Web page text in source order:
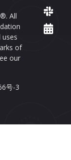
All
of
our
号-3